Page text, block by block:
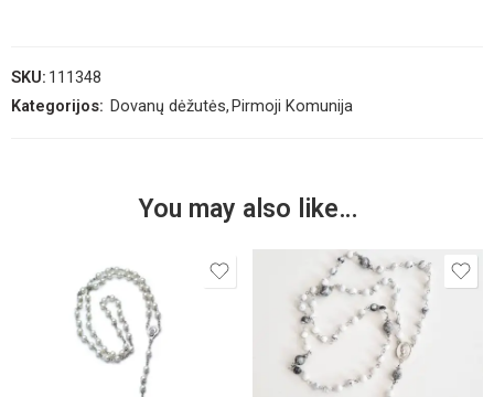
SKU: 111348
Kategorijos: Dovanų dėžutės, Pirmoji Komunija
You may also like…